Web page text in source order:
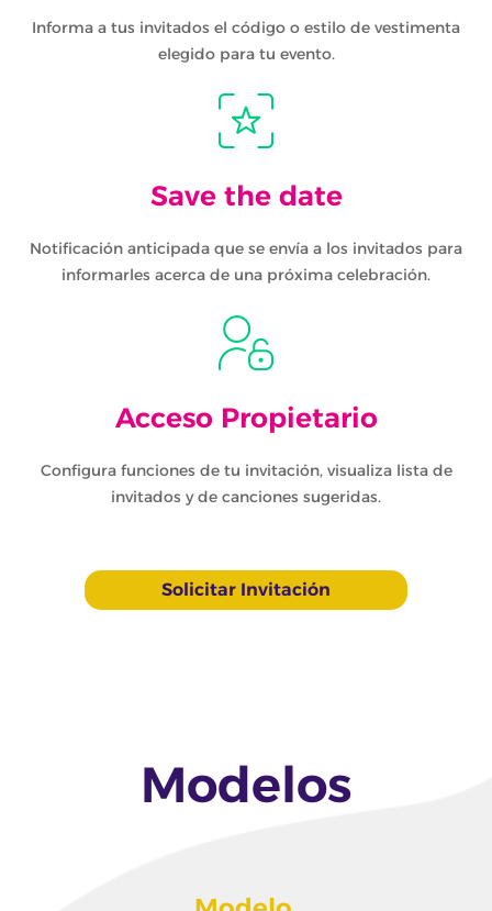
Informa a tus invitados el código o estilo de vestimenta
elegido para tu evento.
Save the date
Notificación anticipada que se envía a los invitados para
informarles acerca de una próxima celebración.
Acceso Propietario
Configura funciones de tu invitación, visualiza lista de
invitados y de canciones sugeridas.
Solicitar Invitación
Modelos